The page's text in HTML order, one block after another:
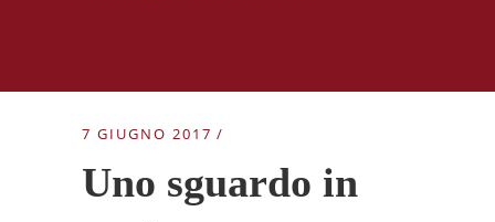
7 GIUGNO 2017
Uno sguardo in